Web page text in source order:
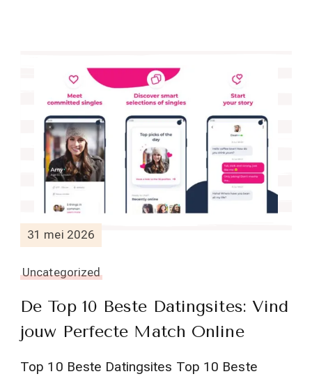
31 mei 2026
Uncategorized
De Top 10 Beste Datingsites: Vind
jouw Perfecte Match Online
Top 10 Beste Datingsites Top 10 Beste